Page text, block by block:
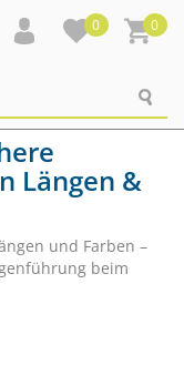
0 0
Längen &
und Farben –
beim